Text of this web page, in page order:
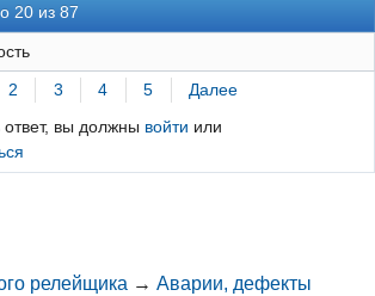
20 из 87
2 3 4 5
Далее
вы должны войти или
релейщика →Аварии, дефекты